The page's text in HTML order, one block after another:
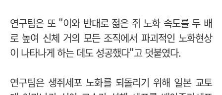
연구팀은 또 "이와 반대로 젊은 쥐 노화 속도를 두 배
로 높여 신체 거의 모든 조직에서 파괴적인 노화현상
이 나타나게 하는 데도 성공했다"고 덧붙였다.
연구팀은 생쥐세포 노화를 되돌리기 위해 일본 교토